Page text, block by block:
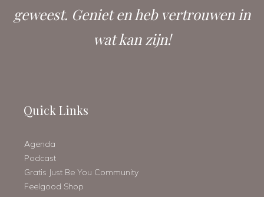
geweest. Geniet en heb vertrouwen in
wat kan zijn!
Quick Links
Agenda
Podcast
Gratis Just Be You Community
Feelgood Shop